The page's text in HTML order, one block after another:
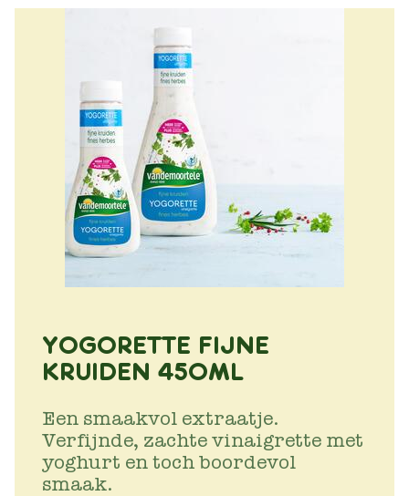
YOGORETTE FIJNE
KRUIDEN 450ML
Een smaakvol extraatje.
Verfijnde, zachte vinaigrette met
yoghurt en toch boordevol
smaak.